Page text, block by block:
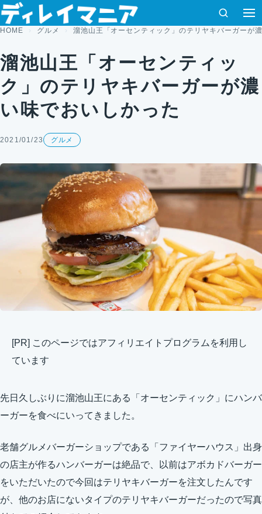
コンテンツへスキップ
検索 メ
HOME グルメ 溜池山王「オーセンティック」のテリヤキバーガーが
溜池山王「オーセンティッ
ク」のテリヤキバーガーが濃
い味でおいしかった
2021/01/23 グルメ
[PR] このページではアフィリエイトプログラムを利用し
ています
先日久しぶりに溜池山王にある「オーセンティック」にハンバ
ーガーを食べにいってきました。
老舗グルメバーガーショップである「ファイヤーハウス」出身
の店主が作るハンバーガーは絶品で、以前はアボカドバーガー
をいただいたので今回はテリヤキバーガーを注文したんです
が、他のお店にないタイプのテリヤキバーガーだったので写真